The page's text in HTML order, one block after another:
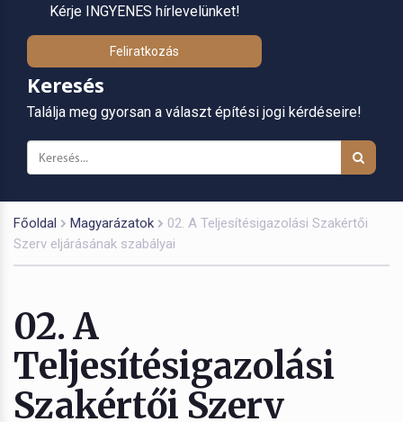
Kérje INGYENES hírlevelünket!
Feliratkozás
Keresés
Találja meg gyorsan a választ építési jogi kérdéseire!
Főoldal Magyarázatok
02. A Teljesítésigazolási Szakértői
Szerv eljárásának szabályai
02. A
Teljesítésigazolási
Szakértői Szerv